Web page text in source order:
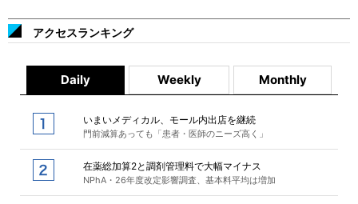
アクセスランキング
Daily Weekly Monthly
いまいメディカル、モール内出店を継続
門前減算あっても「患者・医師のニーズ高く」
在薬総加算2と調剤管理料で大幅マイナス
NPhA・26年度改定影響調査、基本料平均は増加